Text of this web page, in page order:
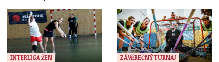
INTERLIGA ŽEN ZÁVĚREČNÝ TURNAJ